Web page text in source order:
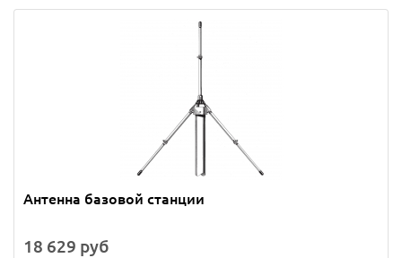
Антенна базовой станции
18 629 руб